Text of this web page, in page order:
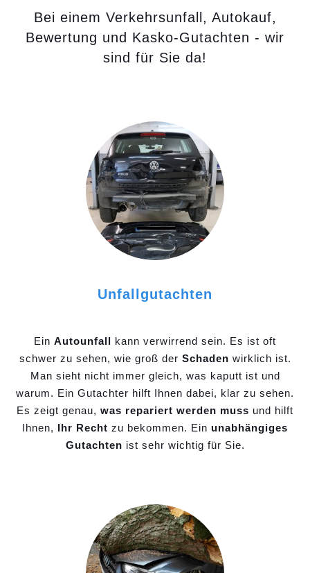
Bei einem Verkehrsunfall, Autokauf,
Bewertung und Kasko-Gutachten - wir
sind für Sie da!
Unfallgutachten
Ein Autounfall kann verwirrend sein. Es ist oft
schwer zu sehen, wie groß der Schaden wirklich ist.
Man sieht nicht immer gleich, was kaputt ist und
warum. Ein Gutachter hilft Ihnen dabei, klar zu sehen.
Es zeigt genau, was repariert werden muss und hilft
Ihnen, Ihr Recht zu bekommen. Ein unabhängiges
Gutachten ist sehr wichtig für Sie.